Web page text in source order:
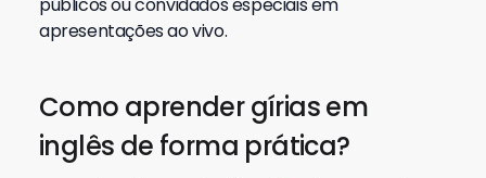
públicos ou convidados especiais em
apresentações ao vivo.
Como aprender gírias em
inglês de forma prática?